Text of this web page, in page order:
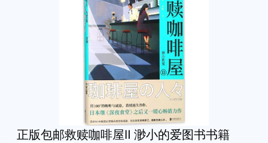
正版包邮救赎咖啡屋Ⅱ 渺小的爱图书书籍